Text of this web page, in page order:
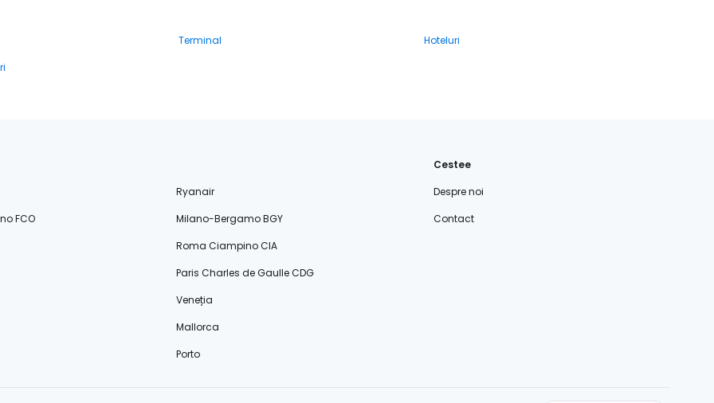
Terminal
Hoteluri
Ryanair
FCO
Milano-Bergamo BGY
Roma Ciampino CIA
Paris Charles de Gaulle CDG
Veneția
Mallorca
Porto
Cestee
Despre noi
Contact